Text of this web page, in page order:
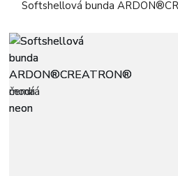
Softshellová bunda